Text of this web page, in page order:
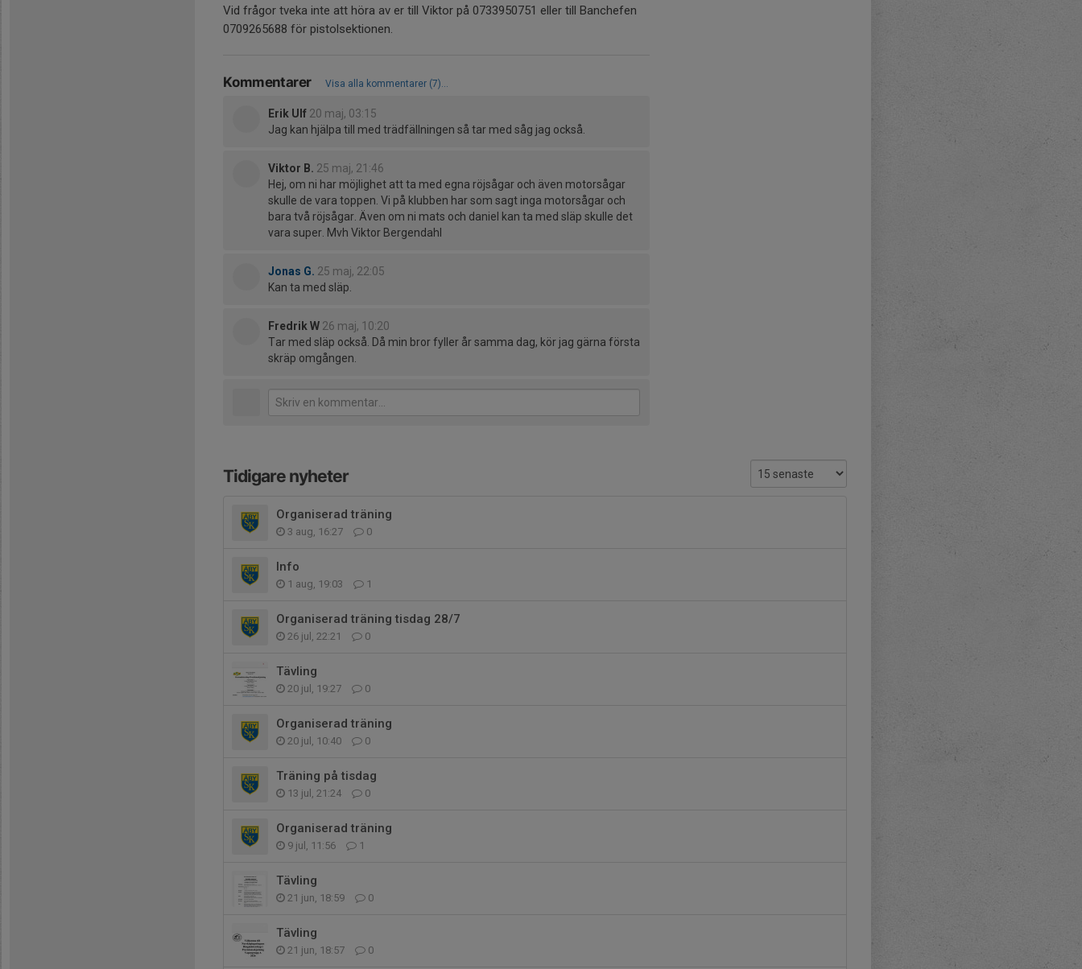
Vid frågor tveka inte att höra av er till Viktor på 0733950751 eller till Banchefen
0709265688 för pistolsektionen.
Kommentarer Visa alla kommentarer (7)...
Erik Ulf 20 maj, 03:15
Jag kan hjälpa till med trädfällningen så tar med såg jag också.
Viktor B. 25 maj, 21:46
Hej, om ni har möjlighet att ta med egna röjsågar och även motorsågar
skulle de vara toppen. Vi på klubben har som sagt inga motorsågar och
bara två röjsågar. Även om ni mats och daniel kan ta med släp skulle det
vara super. Mvh Viktor Bergendahl
Jonas G. 25 maj, 22:05
Kan ta med släp.
Fredrik W 26 maj, 10:20
Tar med släp också. Då min bror fyller år samma dag, kör jag gärna första
skräp omgången.
Tidigare nyheter
Organiserad träning
3 aug, 16:27 0
Info
1 aug, 19:03 1
Organiserad träning tisdag 28/7
26 jul, 22:21 0
Tävling
20 jul, 19:27 0
Organiserad träning
20 jul, 10:40 0
Träning på tisdag
13 jul, 21:24 0
Organiserad träning
9 jul, 11:56 1
Tävling
21 jun, 18:59 0
Tävling
21 jun, 18:57 0